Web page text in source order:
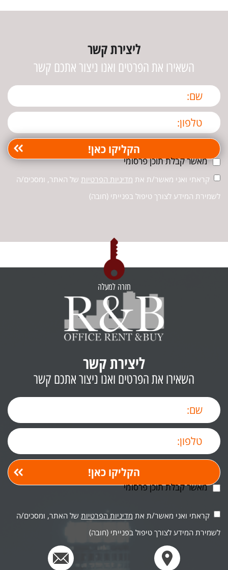
ליצירת קשר
השאירו את הפרטים ואנו ניצור אתכם קשר
מאשר קבלת תוכן פרסומי
קראתי ואני מאשר/ת את מדיניות הפרטיות של האתר, ומסכים/ה
לשמירת המידע לצורך טיפול בפנייתי (חובה)
חזרה למעלה
ליצירת קשר
השאירו את הפרטים ואנו ניצור אתכם קשר
מאשר קבלת תוכן פרסומי
קראתי ואני מאשר/ת את מדיניות הפרטיות של האתר, ומסכים/ה
לשמירת המידע לצורך טיפול בפנייתי (חובה)